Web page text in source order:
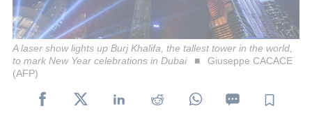
A laser show lights up Burj Khalifa, the tallest tower in the world,
to mark New Year celebrations in Dubai
Giuseppe CACACE
(AFP)